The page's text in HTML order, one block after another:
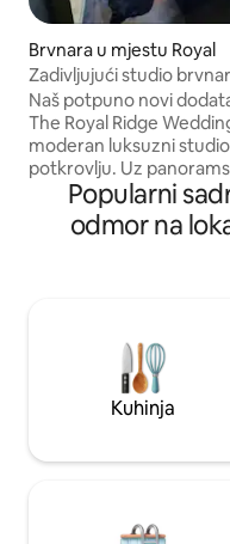
Brvnara u mjestu Royal
Zadivljujući studio
zadivljujućim pogledom
Naš potpuno novi
The Royal Ridge
moderan luksuzni
potkrovlju. Uz
planine i mogućnost da
uživate u izlasku i
dnevne sobe, vanjsku
Ljubičasti madrac za
180–200 cm) i krevet na spratu
električni kamin I još mnogo toga!!!!!!
Dodatne slike možete
Hvala vam 🙏🏻
Popularni
odmor na
Kuhinja